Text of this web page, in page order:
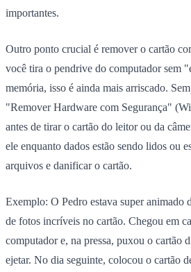
importantes.
Outro ponto crucial é remover o cartão
você tira o pendrive do computador sem
memória, isso é ainda mais arriscado.
"Remover Hardware com Segurança"
antes de tirar o cartão do leitor ou da
ele enquanto dados estão sendo lidos ou
arquivos e danificar o cartão.
Exemplo: O Pedro estava super animado
de fotos incríveis no cartão. Chegou em
computador e, na pressa, puxou o cartão
ejetar. No dia seguinte, colocou o cartão